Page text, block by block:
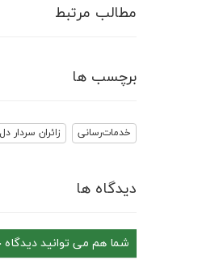
مطالب مرتبط
برچسب ها
خدمات‌رسانی زائران سردار
دیدگاه ها
شما هم می توانید دیدگاه